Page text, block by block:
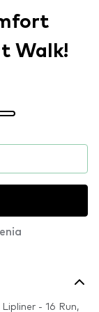
Walk!
- 16 Run,